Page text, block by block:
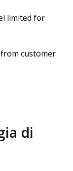
limited for
customer
di